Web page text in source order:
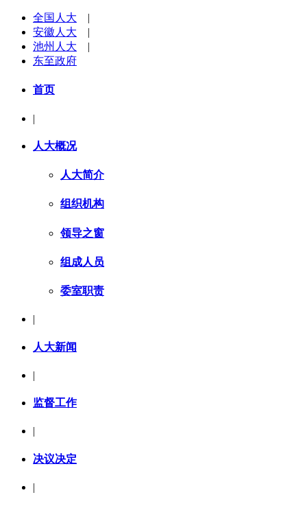
全国人大 |
安徽人大 |
池州人大 |
东至政府
首页
|
人大概况
人大简介
组织机构
领导之窗
组成人员
委室职责
|
人大新闻
|
监督工作
决议决定
|